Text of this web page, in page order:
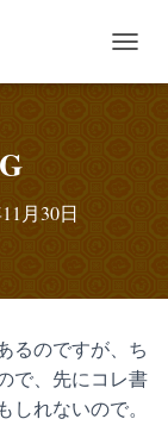
ビ
月30日
るのですが、ち
で、先にコレ書
れないので。